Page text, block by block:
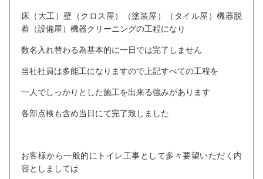
床（大工）壁（クロス屋）（塗装屋）（タイル屋）機器脱
着（設備屋）機器クリーニングの工程になり
数名入れ替わる為基本的に一日では完了しません
当社社員は多能工になりますので上記すべての工程を
一人でしっかりとした施工を出来る強みがあります
各部点検も含め当日にて完了致しました
お客様から一般的にトイレ工事として多々要望いただく内
容としましては